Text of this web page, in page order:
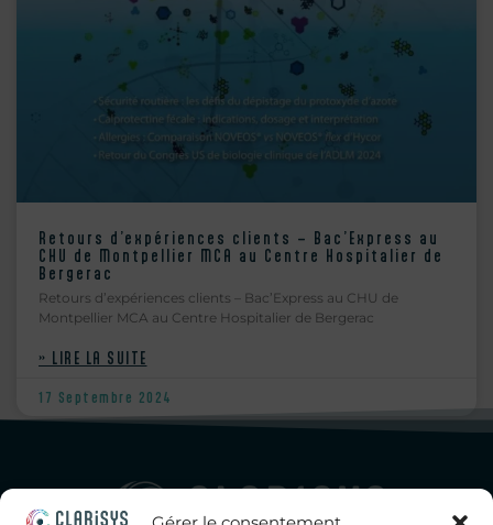
Retours d’expériences clients – Bac’Express au
CHU de Montpellier MCA au Centre Hospitalier de
Bergerac
Retours d’expériences clients – Bac’Express au CHU de
Montpellier MCA au Centre Hospitalier de Bergerac
» LIRE LA SUITE
17 Septembre 2024